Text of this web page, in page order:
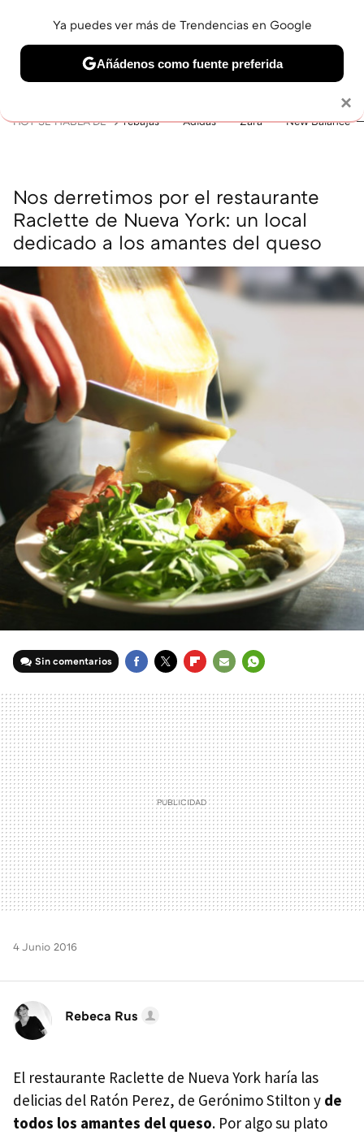
BELLEZA SHOPPING VIAJES GASTRO SNEAKERS
HOY SE HABLA DE rebajas Adidas Zara New Balance
Nos derretimos por el restaurante
Raclette de Nueva York: un local
dedicado a los amantes del queso
Sin comentarios
MAIL
4 Junio 2016
Rebeca Rus
El restaurante Raclette de Nueva York haría las
delicias del Ratón Perez, de Gerónimo Stilton y de
todos los amantes del queso. Por algo su plato
×
Ya puedes ver más de Trendencias en Google
Añádenos como fuente preferida